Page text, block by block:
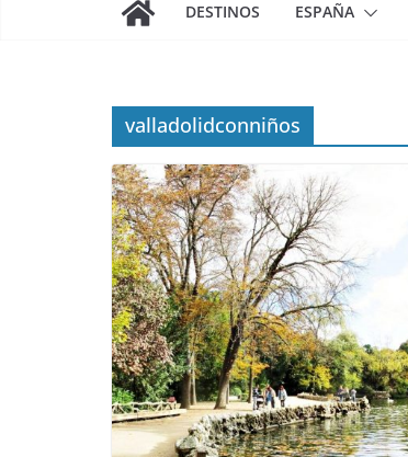
DESTINOS ESPAÑA
valladolidconniños